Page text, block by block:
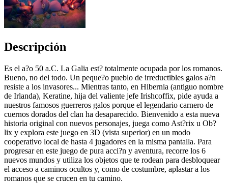
Descripción
Es el a?o 50 a.C. La Galia est? totalmente ocupada por los romanos.
Bueno, no del todo. Un peque?o pueblo de irreductibles galos a?n
resiste a los invasores... Mientras tanto, en Hibernia (antiguo nombre
de Irlanda), Keratine, hija del valiente jefe Irishcoffix, pide ayuda a
nuestros famosos guerreros galos porque el legendario carnero de
cuernos dorados del clan ha desaparecido. Bienvenido a esta nueva
historia original con nuevos personajes, juega como Ast?rix u Ob?
lix y explora este juego en 3D (vista superior) en un modo
cooperativo local de hasta 4 jugadores en la misma pantalla. Para
progresar en este juego de pura acci?n y aventura, recorre los 6
nuevos mundos y utiliza los objetos que te rodean para desbloquear
el acceso a caminos ocultos y, como de costumbre, aplastar a los
romanos que se crucen en tu camino.